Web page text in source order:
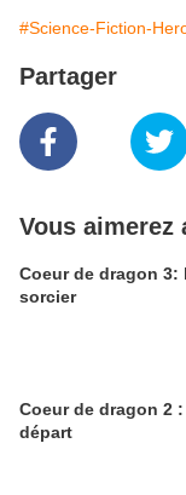
#Science-Fiction-
Partager
Vous aimerez
Coeur de dragon
sorcier
Coeur de dragon 2
départ